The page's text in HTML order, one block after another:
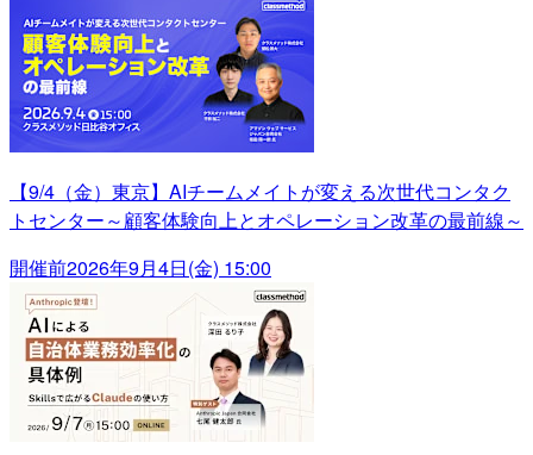
【9/4（金）東京】AIチームメイトが変える次世代コンタク
トセンター～顧客体験向上とオペレーション改革の最前線～
開催前2026年9月4日(金) 15:00